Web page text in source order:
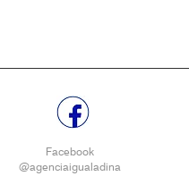
Facebook
@agenciaigualadina